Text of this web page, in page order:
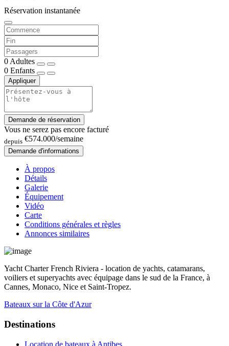
Réservation instantanée
0 Adultes
0 Enfants
Appliquer
Demande de réservation
Vous ne serez pas encore facturé
depuis €574.000/semaine
Demande d'informations
À propos
Détails
Galerie
Équipement
Vidéo
Carte
Conditions générales et règles
Annonces similaires
Yacht Charter French Riviera - location de yachts, catamarans,
voiliers et superyachts avec équipage dans le sud de la France, à
Cannes, Monaco, Nice et Saint-Tropez.
Bateaux sur la Côte d'Azur
Destinations
Location de bateaux à Antibes